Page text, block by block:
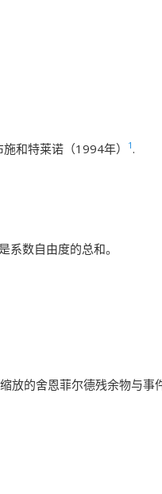
和特莱诺（1994年） 1.
系数自由度的总和。
放的舍恩菲尔德残余物与事